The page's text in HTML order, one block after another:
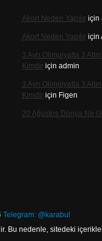
Akort Neden Yapılıriçin
Akort Neden Yapılıriçin
3 Ayrı Olimpiyatta 3
Kimdiriçin admin
3 Ayrı Olimpiyatta 3
Kimdiriçin Figen
20 Ağustos Dünya Ne
Telegram: @karabul
Bu nedenle, sitedeki